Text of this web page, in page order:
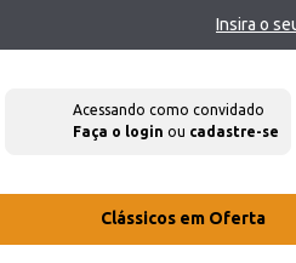
Insira o
Acessando como convidado
Faça o login ou cadastre-se
Clássicos em Oferta